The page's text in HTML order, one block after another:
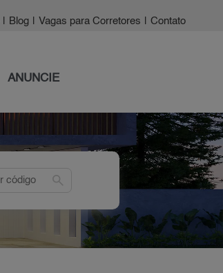
Blog Vagas para Corretores Contato
ANUNCIE
search